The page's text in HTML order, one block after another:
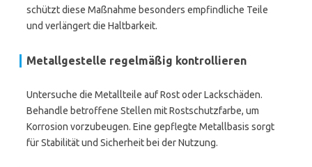
schützt diese Maßnahme besonders empfindliche Teile
und verlängert die Haltbarkeit.
Metallgestelle regelmäßig kontrollieren
Untersuche die Metallteile auf Rost oder Lackschäden.
Behandle betroffene Stellen mit Rostschutzfarbe, um
Korrosion vorzubeugen. Eine gepflegte Metallbasis sorgt
für Stabilität und Sicherheit bei der Nutzung.